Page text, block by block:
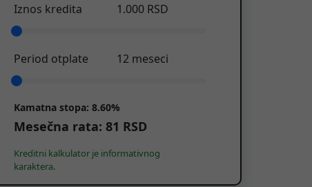
Iznos kredita 1.000 RSD
Period otplate 12 meseci
Kamatna stopa: 8.60%
Mesečna rata: 81 RSD
Kreditni kalkulator je informativnog
karaktera.